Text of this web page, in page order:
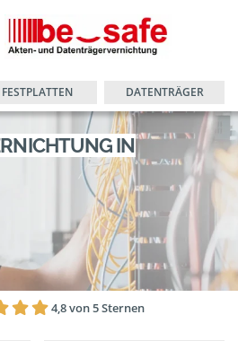
FESTPLATTEN DATENTRÄGER
IN
4,8 von 5 Sternen